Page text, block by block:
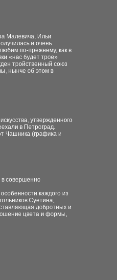
Малевича, Ильи
и очень
по-прежнему, как в
«нас будет трое»
тройственный союз
нынче об этом в
утвержденного
в Петроград.
Чашника (графика и
совершенно
каждого из
Суетина,
добротных и
цвета и формы,